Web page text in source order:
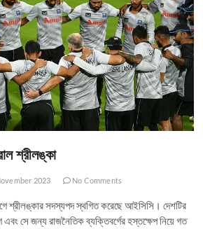
শ্রীলঙ্কা
2023 No Comments
শ্রীলঙ্কার সদস্যপদ স্থগিত করেছে আইসিসি। দেশটির
এবং সে জন্য রাজনৈতিক ব্যক্তিবর্গের হস্তক্ষেপ নিয়ে গত